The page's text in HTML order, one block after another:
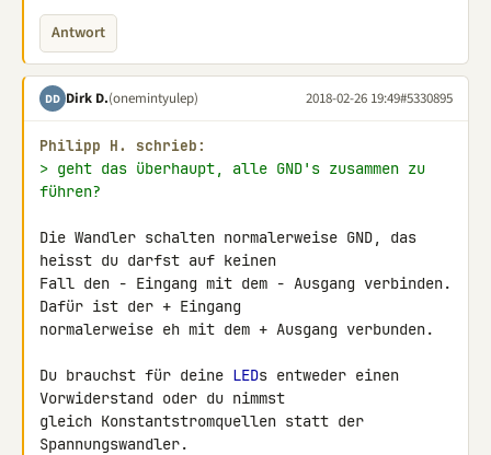
Antwort
DD Dirk D.(onemintyulep) 2018-02-26 19:49#5330895
Philipp H. schrieb:
> geht das überhaupt, alle GND's zusammen zu
führen?
Die Wandler schalten normalerweise GND, das
heisst du darfst auf keinen
Fall den - Eingang mit dem - Ausgang verbinden.
Dafür ist der + Eingang
normalerweise eh mit dem + Ausgang verbunden.
Du brauchst für deine LEDs entweder einen
Vorwiderstand oder du nimmst
gleich Konstantstromquellen statt der
Spannungswandler.